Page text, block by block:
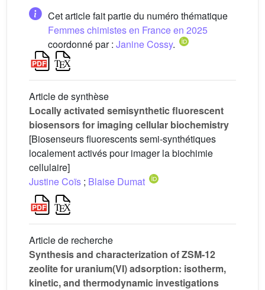
Cet article fait partie du numéro thématique
Femmes chimistes en France en 2025
coordonné par : Janine Cossy.
Article de synthèse
Locally activated semisynthetic fluorescent
biosensors for imaging cellular biochemistry
[Biosenseurs fluorescents semi-synthétiques
localement activés pour imager la biochimie
cellulaire]
Justine Coïs ; Blaise Dumat
Article de recherche
Synthesis and characterization of ZSM-12
zeolite for uranium(VI) adsorption: isotherm,
kinetic, and thermodynamic investigations